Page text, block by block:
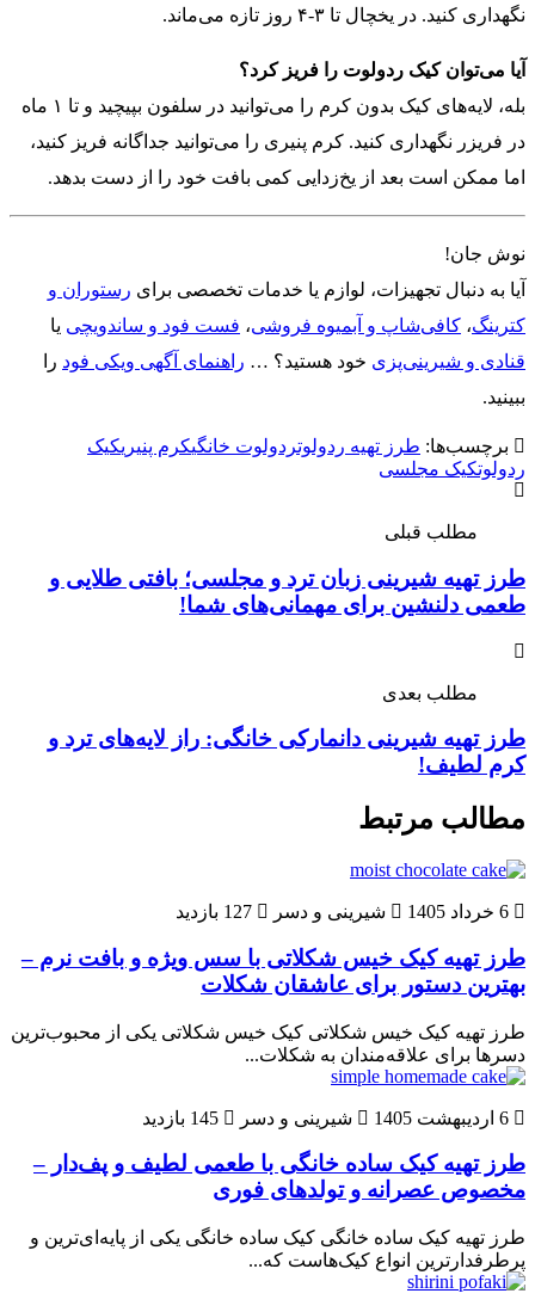
نگهداری کنید. در یخچال تا ۳-۴ روز تازه می‌ماند.
آیا می‌توان کیک ردولوت را فریز کرد؟
بله، لایه‌های کیک بدون کرم را می‌توانید در سلفون بپیچید و تا ۱ ماه
در فریزر نگهداری کنید. کرم پنیری را می‌توانید جداگانه فریز کنید،
اما ممکن است بعد از یخ‌زدایی کمی بافت خود را از دست بدهد.
نوش جان!
آیا به دنبال تجهیزات، لوازم یا خدمات تخصصی برای رستوران و
کترینگ، کافی‌شاپ و آبمیوه فروشی، فست فود و ساندویچی یا
قنادی و شیرینی‌پزی خود هستید؟ … راهنمای آگهی ویکی فود را
ببینید.
برچسب‌ها: طرز تهیه ردولوتردولوت خانگیکرم پنیریکیک
ردولوتکیک مجلسی
مطلب قبلی
طرز تهیه شیرینی زبان ترد و مجلسی؛ بافتی طلایی و
طعمی دلنشین برای مهمانی‌های شما!
مطلب بعدی
طرز تهیه شیرینی دانمارکی خانگی: راز لایه‌های ترد و
کرم لطیف!
مطالب مرتبط
شیرینی و دسر
طرز تهیه کیک خیس شکلاتی با سس ویژه و بافت نرم –
بهترین دستور برای عاشقان شکلات
طرز تهیه کیک خیس شکلاتی کیک خیس شکلاتی یکی از محبوب‌ترین
دسرها برای علاقه‌مندان به شکلات...
شیرینی و دسر
طرز تهیه کیک ساده خانگی با طعمی لطیف و پف‌دار –
مخصوص عصرانه و تولدهای فوری
طرز تهیه کیک ساده خانگی کیک ساده خانگی یکی از پایه‌ای‌ترین و
پرطرفدارترین انواع کیک‌هاست که...